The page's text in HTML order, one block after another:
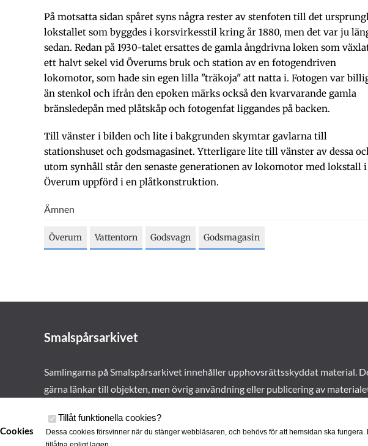
På motsatta sidan spåret syns några rester av stenfoten till det
lokstallet som byggdes i korsvirkesstil kring år 1880, men det var ju
sedan. Redan på 1930-talet ersattes de gamla ångdrivna loken som
ett halvt sekel vid Överums bruk och station av en fotogendriven
lokomotor, som hade sin egen lilla "träkoja" att natta i. Fotogen var
än stenkol och ifrån den epoken märks också den kvarvarande gamla
bränsledepån med plåtskåp och fotogenfat liggandes på backen.
Till vänster i bilden och lite i bakgrunden skymtar gavlarna till
stationshuset och godsmagasinet. Ytterligare lite till vänster av dessa
utom synhåll står den senaste generationen av lokomotor med lokstall i
Överum uppförd i en plåtkonstruktion.
Ämnen
Överum Vattentorn Godsvagn Godsmagasin
Smalspårsarkivet
Samlingarna på Smalspårsarkivet innehåller upphovsrättsskyddat material.
gärna länkar till objekten, men övrig användning eller publicering av
Cookies
Tillåt funktionella cookies?
Dessa cookies försvinner när du stänger webbläsaren, och behövs för att hemsidan ska fungera.